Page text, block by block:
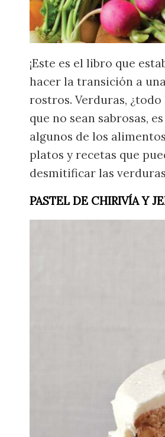
¡Este es el libro que
hacer la transición a
rostros. Verduras,
que no sean sabrosas,
algunos de los
platos y recetas que
desmitificar las
PASTEL DE CHIRIVÍA Y